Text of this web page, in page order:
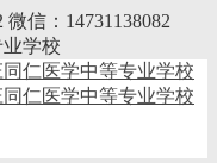
信：14731138082
学校